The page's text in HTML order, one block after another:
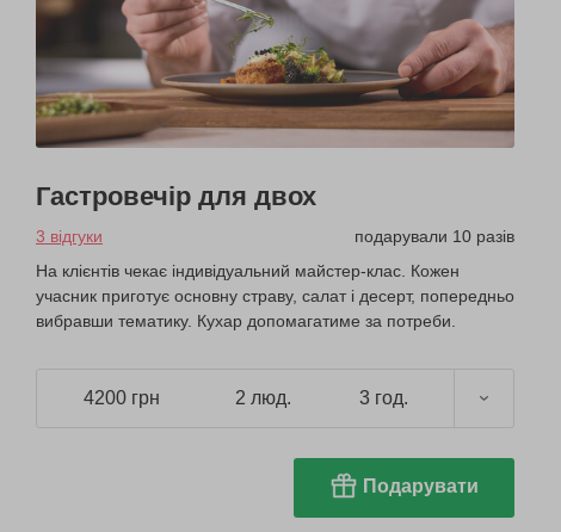
Гастровечір для двох
3 відгуки
подарували 10 разів
На клієнтів чекає індивідуальний майстер-клас. Кожен
учасник приготує основну страву, салат і десерт, попередньо
вибравши тематику. Кухар допомагатиме за потреби.
4200 грн 2 люд. 3 год.
Подарувати